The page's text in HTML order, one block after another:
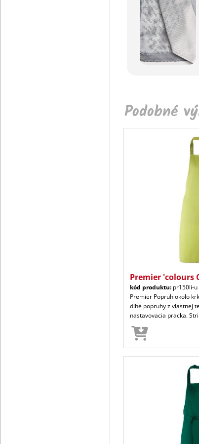
Podobné
Premier 'colours
kód produktu: pr150li-u
Premier Popruh okolo
dlhé popruhy z vlastnej
nastavovacia pracka. Stri